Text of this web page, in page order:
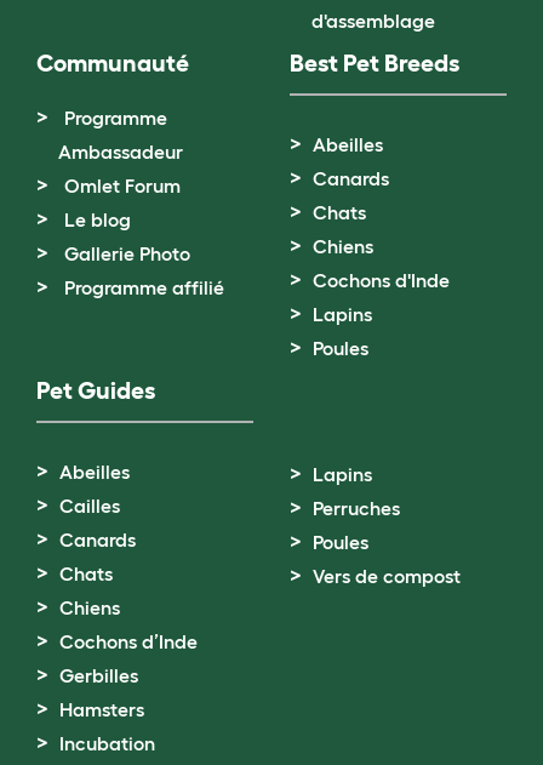
d'assemblage
Communauté
Programme
Ambassadeur
Omlet Forum
Le blog
Gallerie Photo
Programme affilié
Best Pet Breeds
Abeilles
Canards
Chats
Chiens
Cochons d'Inde
Lapins
Poules
Pet Guides
Abeilles
Cailles
Canards
Chats
Chiens
Cochons d’Inde
Gerbilles
Hamsters
Incubation
Lapins
Perruches
Poules
Vers de compost